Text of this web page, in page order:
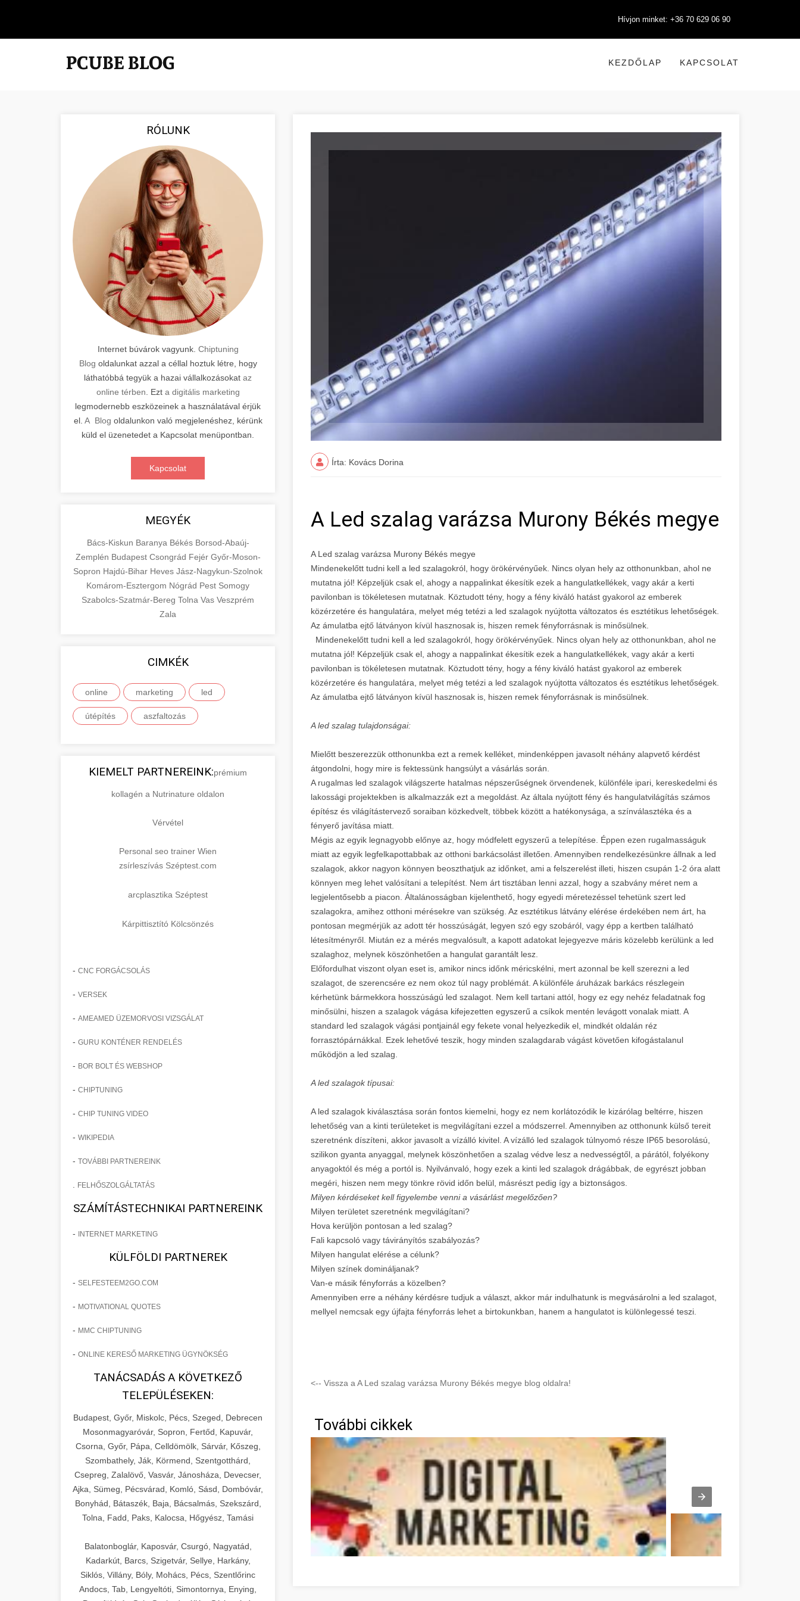
Hívjon minket: +36 70 629 06 90
KEZDŐLAP KAPCSOLAT
RÓLUNK
Internet búvárok vagyunk. Chiptuning
Blog oldalunkat azzal a céllal hoztuk létre, hogy
láthatóbbá tegyük a hazai vállalkozásokat az
online térben . Ezt a digitális marketing
legmodernebb eszközeinek a használatával érjük
el. A Blog oldalunkon való megjelenéshez, kérünk
küld el üzenetedet a Kapcsolat menüpontban.
Kapcsolat
MEGYÉK
Bács-Kiskun Baranya Békés Borsod-Abaúj-
Zemplén Budapest Csongrád Fejér Győr-Moson-
Sopron Hajdú-Bihar Heves Jász-Nagykun-Szolnok
Komárom-Esztergom Nógrád Pest Somogy
Szabolcs-Szatmár-Bereg Tolna Vas Veszprém
Zala
CIMKÉK
online marketing led
útépítés aszfaltozás
KIEMELT PARTNEREINK:prémium
kollagén a Nutrinature oldalon
Vérvétel
Personal seo trainer Wien
zsírleszívás Széptest.com
arcplasztika Széptest
Kárpittisztító Kölcsönzés
- CNC FORGÁCSOLÁS
- VERSEK
- AMEAMED ÜZEMORVOSI VIZSGÁLAT
- GURU KONTÉNER RENDELÉS
- BOR BOLT ÉS WEBSHOP
- CHIPTUNING
- CHIP TUNING VIDEO
- WIKIPEDIA
- TOVÁBBI PARTNEREINK
FELHŐSZOLGÁLTATÁS
SZÁMÍTÁSTECHNIKAI PARTNEREINK
- INTERNET MARKETING
KÜLFÖLDI PARTNEREK
- SELFESTEEM2GO.COM
- MOTIVATIONAL QUOTES
- MMC CHIPTUNING
- ONLINE KERESŐ MARKETING ÜGYNÖKSÉG
TANÁCSADÁS A KÖVETKEZŐ
TELEPÜLÉSEKEN:
Budapest, Győr, Miskolc, Pécs, Szeged, Debrecen
Mosonmagyaróvár, Sopron, Fertőd, Kapuvár,
Csorna, Győr, Pápa, Celldömölk, Sárvár, Kőszeg,
Szombathely, Ják, Körmend, Szentgotthárd,
Csepreg, Zalalövő, Vasvár, Jánosháza, Devecser,
Ajka, Sümeg, Pécsvárad, Komló, Sásd, Dombóvár,
Bonyhád, Bátaszék, Baja, Bácsalmás, Szekszárd,
Tolna, Fadd, Paks, Kalocsa, Hőgyész, Tamási
Balatonboglár, Kaposvár, Csurgó, Nagyatád,
Kadarkút, Barcs, Szigetvár, Sellye, Harkány,
Siklós, Villány, Bóly, Mohács, Pécs, Szentlőrinc
Andocs, Tab, Lengyeltóti, Simontornya, Enying,
Írta: Kovács Dorina
A Led szalag varázsa Murony Békés megye
A Led szalag varázsa Murony Békés megye
Mindenekelőtt tudni kell a led szalagokról, hogy örökérvényűek. Nincs olyan hely az otthonunkban, ahol ne
mutatna jól! Képzeljük csak el, ahogy a nappalinkat ékesítik ezek a hangulatkellékek, vagy akár a kerti
pavilonban is tökéletesen mutatnak. Köztudott tény, hogy a fény kiváló hatást gyakorol az emberek
közérzetére és hangulatára, melyet még tetézi a led szalagok nyújtotta változatos és esztétikus lehetőségek.
Az ámulatba ejtő látványon kívül hasznosak is, hiszen remek fényforrásnak is minősülnek.
Mindenekelőtt tudni kell a led szalagokról, hogy örökérvényűek. Nincs olyan hely az otthonunkban, ahol ne
mutatna jól! Képzeljük csak el, ahogy a nappalinkat ékesítik ezek a hangulatkellékek, vagy akár a kerti
pavilonban is tökéletesen mutatnak. Köztudott tény, hogy a fény kiváló hatást gyakorol az emberek
közérzetére és hangulatára, melyet még tetézi a led szalagok nyújtotta változatos és esztétikus lehetőségek.
Az ámulatba ejtő látványon kívül hasznosak is, hiszen remek fényforrásnak is minősülnek.
A led szalag tulajdonságai:
Mielőtt beszerezzük otthonunkba ezt a remek kelléket, mindenképpen javasolt néhány alapvető kérdést
átgondolni, hogy mire is fektessünk hangsúlyt a vásárlás során.
A rugalmas led szalagok világszerte hatalmas népszerűségnek örvendenek, különféle ipari, kereskedelmi és
lakossági projektekben is alkalmazzák ezt a megoldást. Az általa nyújtott fény és hangulatvilágítás számos
építész és világítástervező soraiban közkedvelt, többek között a hatékonysága, a színválasztéka és a
fényerő javítása miatt.
Mégis az egyik legnagyobb előnye az, hogy módfelett egyszerű a telepítése. Éppen ezen rugalmasságuk
miatt az egyik legfelkapottabbak az otthoni barkácsolást illetően. Amennyiben rendelkezésünkre állnak a led
szalagok, akkor nagyon könnyen beoszthatjuk az időnket, ami a felszerelést illeti, hiszen csupán 1-2 óra alatt
könnyen meg lehet valósítani a telepítést. Nem árt tisztában lenni azzal, hogy a szabvány méret nem a
legjelentősebb a piacon. Általánosságban kijelenthető, hogy egyedi méretezéssel tehetünk szert led
szalagokra, amihez otthoni mérésekre van szükség. Az esztétikus látvány elérése érdekében nem árt, ha
pontosan megmérjük az adott tér hosszúságát, legyen szó egy szobáról, vagy épp a kertben található
létesítményről. Miután ez a mérés megvalósult, a kapott adatokat lejegyezve máris közelebb kerülünk a led
szalaghoz, melynek köszönhetően a hangulat garantált lesz.
Előfordulhat viszont olyan eset is, amikor nincs időnk méricskélni, mert azonnal be kell szerezni a led
szalagot, de szerencsére ez nem okoz túl nagy problémát. A különféle áruházak barkács részlegein
kérhetünk bármekkora hosszúságú led szalagot. Nem kell tartani attól, hogy ez egy nehéz feladatnak fog
minősülni, hiszen a szalagok vágása kifejezetten egyszerű a csíkok mentén levágott vonalak miatt. A
standard led szalagok vágási pontjainál egy fekete vonal helyezkedik el, mindkét oldalán réz
forrasztópárnákkal. Ezek lehetővé teszik, hogy minden szalagdarab vágást követően kifogástalanul
működjön a led szalag.
A led szalagok típusai:
A led szalagok kiválasztása során fontos kiemelni, hogy ez nem korlátozódik le kizárólag beltérre, hiszen
lehetőség van a kinti területeket is megvilágítani ezzel a módszerrel. Amennyiben az otthonunk külső tereit
szeretnénk díszíteni, akkor javasolt a vízálló kivitel. A vízálló led szalagok túlnyomó része IP65 besorolású,
szilikon gyanta anyaggal, melynek köszönhetően a szalag védve lesz a nedvességtől, a párától, folyékony
anyagoktól és még a portól is. Nyilvánvaló, hogy ezek a kinti led szalagok drágábbak, de egyrészt jobban
megéri, hiszen nem megy tönkre rövid időn belül, másrészt pedig így a biztonságos.
Milyen kérdéseket kell figyelembe venni a vásárlást megelőzően?
Milyen területet szeretnénk megvilágítani?
Hova kerüljön pontosan a led szalag?
Fali kapcsoló vagy távirányítós szabályozás?
Milyen hangulat elérése a célunk?
Milyen színek domináljanak?
Van-e másik fényforrás a közelben?
Amennyiben erre a néhány kérdésre tudjuk a választ, akkor már indulhatunk is megvásárolni a led szalagot,
mellyel nemcsak egy újfajta fényforrás lehet a birtokunkban, hanem a hangulatot is különlegessé teszi.
<-- Vissza a A Led szalag varázsa Murony Békés megye blog oldalra!
További cikkek